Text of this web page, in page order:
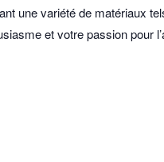
une variété de matériaux
et votre passion pour